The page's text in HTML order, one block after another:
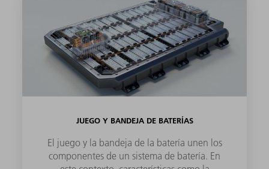
JUEGO Y BANDEJA DE BATERÍAS
El juego y la bandeja de la batería unen los
componentes de un sistema de batería. En